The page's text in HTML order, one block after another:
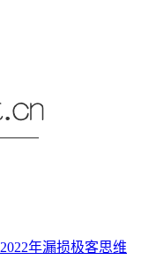
2022年漏损极客思维